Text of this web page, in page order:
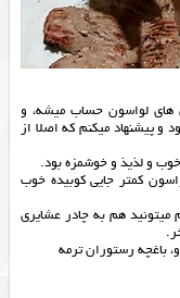
های لواسون حساب میشه، و
پیشنهاد میکنم که اصلا از
و لذیذ و خوشمزه بود.
کمتر جایی کوبیده خوب
هم به چادر عشایری
باغچه رستوران ترمه